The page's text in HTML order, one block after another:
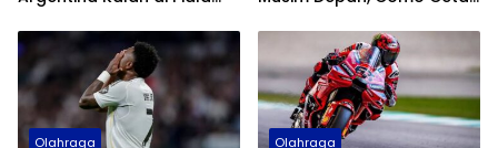
Olahraga Olahraga